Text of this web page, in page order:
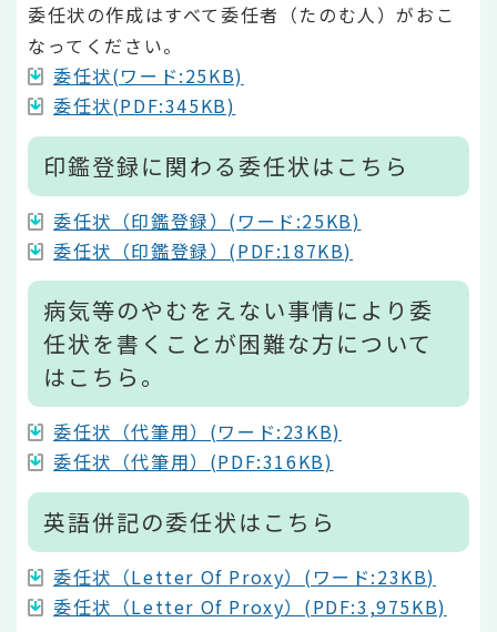
委任状の作成はすべて委任者（たのむ人）がおこ
なってください。
委任状(ワード:25KB)
委任状(PDF:345KB)
印鑑登録に関わる委任状はこちら
委任状（印鑑登録）(ワード:25KB)
委任状（印鑑登録）(PDF:187KB)
病気等のやむをえない事情により委
任状を書くことが困難な方について
はこちら。
委任状（代筆用）(ワード:23KB)
委任状（代筆用）(PDF:316KB)
英語併記の委任状はこちら
委任状（Letter Of Proxy）(ワード:23KB)
委任状（Letter Of Proxy）(PDF:3,975KB)